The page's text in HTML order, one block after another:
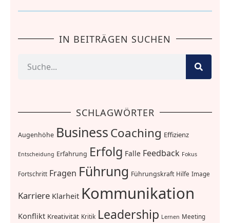
IN BEITRÄGEN SUCHEN
SCHLAGWÖRTER
Augenhöhe BusinessCoaching Effizienz
Entscheidung Erfahrung Erfolg Falle Feedback Fokus
Fortschritt Fragen Führung Führungskraft Hilfe Image
Karriere Klarheit Kommunikation
Konflikt Kreativität Kritik Leadership Lernen Meeting